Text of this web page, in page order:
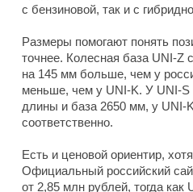
с бензиновой, так и с
Размеры помогают понять
точнее. Колесная база UNI-Z
на 145 мм больше, чем у
меньше, чем у UNI-K. У UNI-
длины и база 2650 мм, у
соответственно.
Есть и ценовой ориентир,
Официальный российский
от 2,85 млн рублей, тогда как